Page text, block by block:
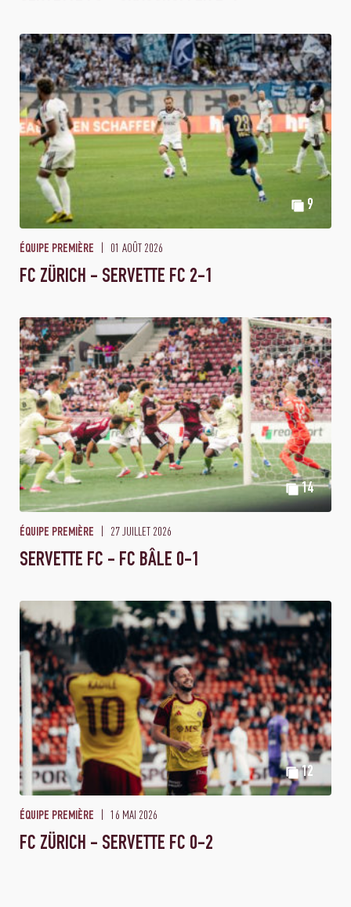
9
ÉQUIPE PREMIÈRE 01 AOÛT 2026
FC ZÜRICH - SERVETTE FC 2-1
14
ÉQUIPE PREMIÈRE 27 JUILLET 2026
SERVETTE FC - FC BÂLE 0-1
12
ÉQUIPE PREMIÈRE 16 MAI 2026
FC ZÜRICH - SERVETTE FC 0-2